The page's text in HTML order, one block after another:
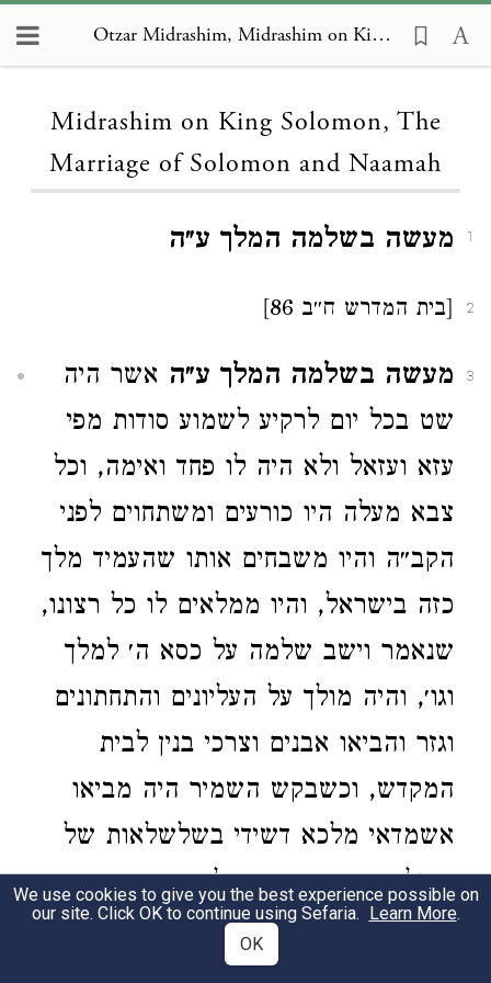
Otzar Midrashim, Midrashim on King Solomon, The Marriage of Solomon and Naamah
Midrashim on King Solomon, The
Marriage of Solomon and Naamah
1 מעשה בשלמה המלך ע״ה
2 [בית המדרש ח״ב 86]
3 מעשה בשלמה המלך ע״ה אשר היה
שט בכל יום לרקיע לשמוע סודות מפי
עזא ועזאל ולא היה לו פחד ואימה, וכל
צבא מעלה היו כורעים ומשתחוים לפני
הקב״ה והיו משבחים אותו שהעמיד מלך
כזה בישראל, והיו ממלאים לו כל רצונו,
שנאמר וישב שלמה על כסא ה׳ למלך
וגו׳, והיה מולך על העליונים והתחתונים
וגזר והביאו אבנים וצרכי בנין לבית
המקדש, וכשבקש השמיר היה מביאו
אשמדאי מלכא דשידי בשלשלאות של
ברזל וטבעת שחקוק עליו שם המפורש
והיה תפוס אצלו ימים רבים אפילו אחר
We use cookies to give you the best experience possible on
our site. Click OK to continue using Sefaria. Learn More.
OK